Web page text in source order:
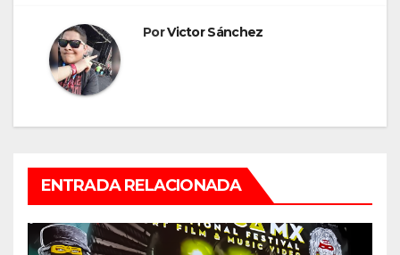
PorVictor Sánchez
ENTRADA RELACIONADA